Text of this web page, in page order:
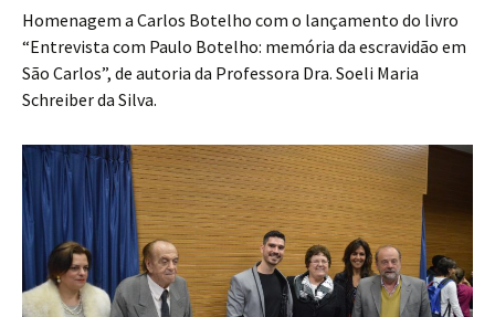
Homenagem a Carlos Botelho com o lançamento do livro
“Entrevista com Paulo Botelho: memória da escravidão em
São Carlos”, de autoria da Professora Dra. Soeli Maria
Schreiber da Silva.